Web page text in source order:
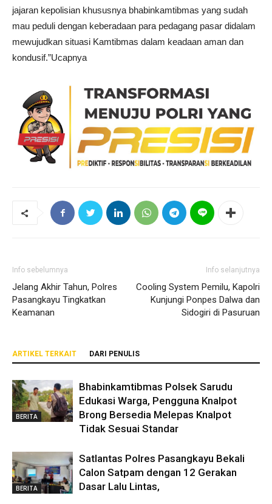
jajaran kepolisian khususnya bhabinkamtibmas yang sudah
mau peduli dengan keberadaan para pedagang pasar didalam
mewujudkan situasi Kamtibmas dalam keadaan aman dan
kondusif.”Ucapnya
Info sebelumnya
Jelang Akhir Tahun, Polres
Pasangkayu Tingkatkan
Keamanan
Info selanjutnya
Cooling System Pemilu, Kapolri
Kunjungi Ponpes Dalwa dan
Sidogiri di Pasuruan
ARTIKEL TERKAIT DARI PENULIS
BERITA
Bhabinkamtibmas Polsek Sarudu
Edukasi Warga, Pengguna Knalpot
Brong Bersedia Melepas Knalpot
Tidak Sesuai Standar
BERITA
Satlantas Polres Pasangkayu Bekali
Calon Satpam dengan 12 Gerakan
Dasar Lalu Lintas,